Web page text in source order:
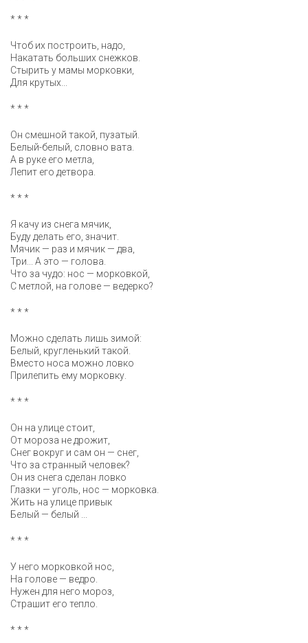
* * *
Чтоб их построить, надо,
Накатать больших снежков.
Стырить у мамы морковки,
Для крутых...
* * *
Он смешной такой, пузатый.
Белый-белый, словно вата.
А в руке его метла,
Лепит его детвора.
* * *
Я качу из снега мячик,
Буду делать его, значит.
Мячик — раз и мячик — два,
Три... А это — голова.
Что за чудо: нос — морковкой,
С метлой, на голове — ведерко?
* * *
Можно сделать лишь зимой:
Белый, кругленький такой.
Вместо носа можно ловко
Прилепить ему морковку.
* * *
Он на улице стоит,
От мороза не дрожит,
Снег вокруг и сам он — снег,
Что за странный человек?
Он из снега сделан ловко
Глазки — уголь, нос — морковка.
Жить на улице привык
Белый — белый ...
* * *
У него морковкой нос,
На голове — ведро.
Нужен для него мороз,
Страшит его тепло.
* * *